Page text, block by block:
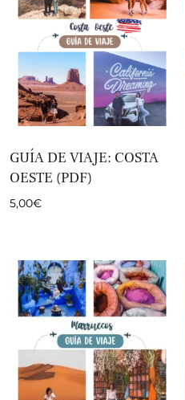
GUÍA DE VIAJE: COSTA
OESTE (PDF)
5,00€